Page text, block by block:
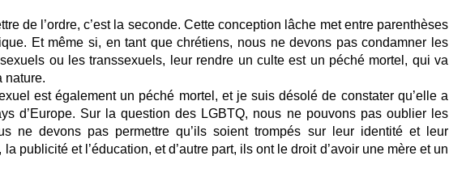
de l’ordre, c’est la seconde. Cette conception lâche met entre parenthèses
Et même si, en tant que chrétiens, nous ne devons pas condamner les
ou les transsexuels, leur rendre un culte est un péché mortel, qui va
nature.
est également un péché mortel, et je suis désolé de constater qu’elle a
d’Europe. Sur la question des LGBTQ, nous ne pouvons pas oublier les
ne devons pas permettre qu’ils soient trompés sur leur identité et leur
publicité et l’éducation, et d’autre part, ils ont le droit d’avoir une mère et un